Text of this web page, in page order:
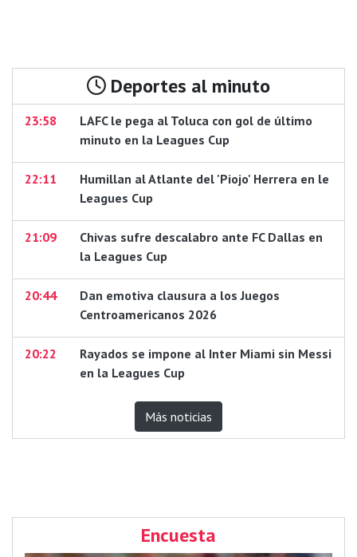
Deportes al minuto
23:58
LAFC le pega al Toluca con gol de último
minuto en la Leagues Cup
22:11
Humillan al Atlante del 'Piojo' Herrera en le
Leagues Cup
21:09
Chivas sufre descalabro ante FC Dallas en
la Leagues Cup
20:44
Dan emotiva clausura a los Juegos
Centroamericanos 2026
20:22
Rayados se impone al Inter Miami sin Messi
en la Leagues Cup
Más noticias
Encuesta